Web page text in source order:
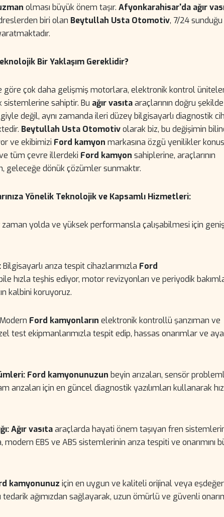
olması büyük önem taşır. Afyonkarahisar'da ağır
biri olan Beytullah Usta Otomotiv, 7/24 sunduğu
Bir Yaklaşım Gereklidir?
göre çok daha gelişmiş motorlara, elektronik kontrol
sistemlerine sahiptir. Bu ağır vasıtaaraçlarının doğru şekilde
değil, aynı zamanda ileri düzey bilgisayarlı diagnostik
Beytullah Usta Otomotivolarak biz, bu değişimin
ve ekibimizi Ford kamyon markasına özgü yenilikler
tüm çevre illerdeki Ford kamyon sahiplerine, araçlarının
geleceğe dönük çözümler sunmaktır.
Yönelik Teknolojik ve Kapsamlı Hizmetleri:
zaman yolda ve yüksek performansla çalışabilmesi için
Bilgisayarlı arıza tespit cihazlarımızla Ford
hızla teşhis ediyor, motor revizyonları ve periyodik
kalbini koruyoruz.
Modern Ford kamyonların elektronik kontrollü şanzıman ve
test ekipmanlarımızla tespit edip, hassas onarımlar ve
Ford kamyonunuzun beyin arızaları, sensör
için en güncel diagnostik yazılımları kullanarak
Ağır vasıtaaraçlarda hayati önem taşıyan fren
EBS ve ABS sistemlerinin arıza tespiti ve onarımını
kamyonunuz için en uygun ve kaliteli orijinal veya eşdeğer
tedarik ağımızdan sağlayarak, uzun ömürlü ve güvenli